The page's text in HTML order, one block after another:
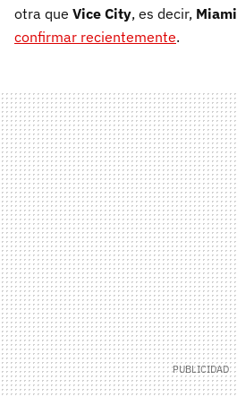
otra que Vice City, es decir, Miami
confirmar recientemente.